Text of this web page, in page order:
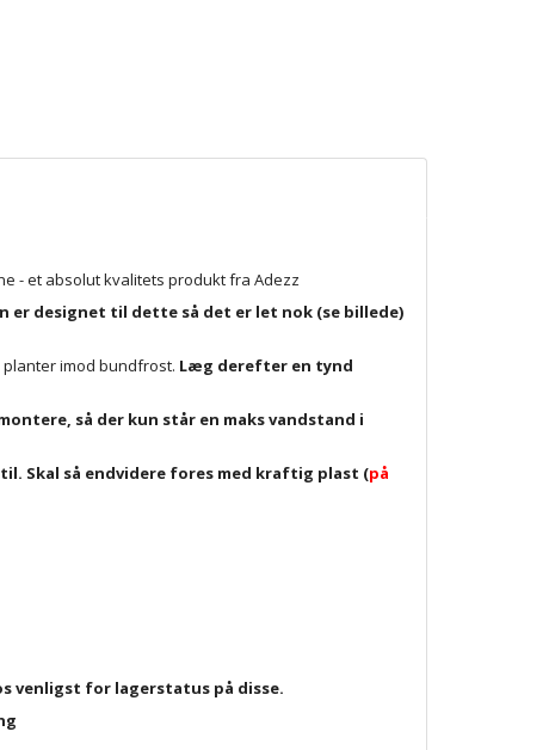
- et absolut kvalitets produkt fra Adezz
er designet til dette så det er let nok (se billede)
imod bundfrost. Læg derefter en tynd
så der kun står en maks vandstand i
Skal så endvidere fores med kraftig plast (på
os venligst for lagerstatus på disse.